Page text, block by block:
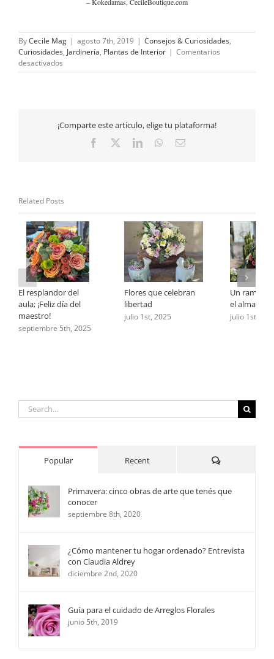
ByCecile Mag | agosto 7th, 2019 | Consejos & Curiosidades,
Curiosidades, Jardinería, Plantas de Interior | Comentarios
desactivados
¿Por
tan
¡Comparte este artículo, elige tu plataforma!
Facebook LinkedInWhatsApp
Email
Related Posts
El resplandor del
aula; ¡Feliz día del
maestro!
septiembre 5th, 2025
Flores que celebran
libertad
julio 1st, 2025
Un ramo
el alma
julio 1st,
Search
for:
Popular Recent Comments
Primavera: cinco obras de arte que tenés que
conocer
septiembre 8th, 2020
¿Cómo mantener tu hogar ordenado? Entrevista
con Claudia Aldrey
diciembre 2nd, 2020
Guía para el cuidado de Arreglos Florales
junio 5th, 2019